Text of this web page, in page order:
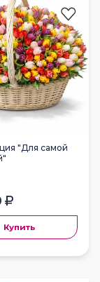
"Для самой
Купить